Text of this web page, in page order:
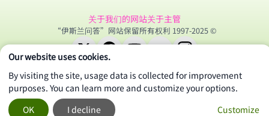
关于我们的网站关于主管
“伊斯兰问答”网站保留所有权利 1997-2025 ©
Our website uses cookies.
By visiting the site, usage data is collected for improvement
purposes. You can learn more and customize your options.
Customize
I decline
OK